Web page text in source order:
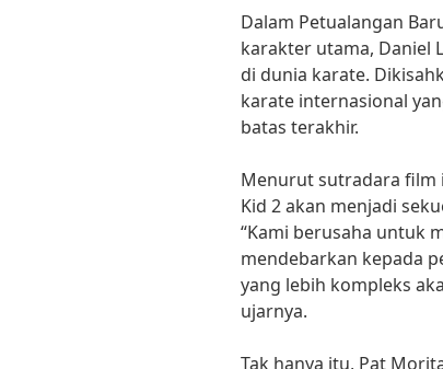
Dalam Petualangan
karakter utama, Daniel
di dunia karate.
karate internasional
batas terakhir.
Menurut sutradara film
Kid 2 akan menjadi
“Kami berusaha untuk
mendebarkan kepada
yang lebih kompleks
ujarnya.
Tak hanya itu, Pat